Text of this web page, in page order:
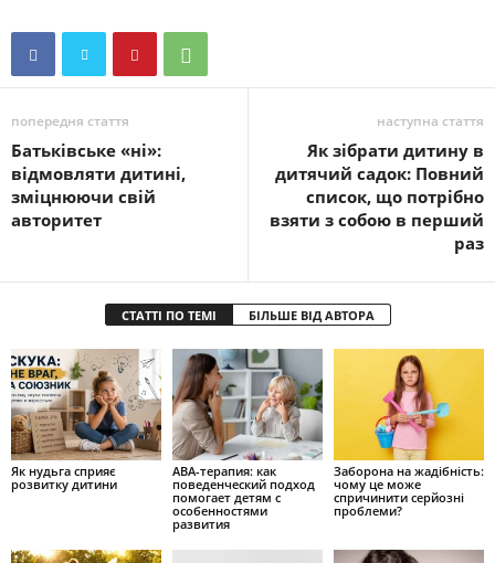
попередня стаття
Батьківське «ні»:
відмовляти дитині,
зміцнюючи свій
авторитет
наступна стаття
Як зібрати дитину в
дитячий садок: Повний
список, що потрібно
взяти з собою в перший
раз
СТАТТІ ПО ТЕМІ БІЛЬШЕ ВІД АВТОРА
Як нудьга сприяє
розвитку дитини
ABA-терапия: как
поведенческий подход
помогает детям с
особенностями
развития
Заборона на жадібність:
чому це може
спричинити серйозні
проблеми?